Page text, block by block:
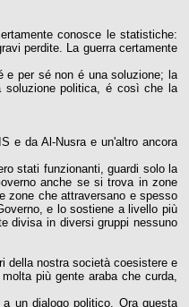
conosce le statistiche:
perdite. La guerra certamente
e per sé non é una soluzione; la
soluzione politica, é così che la
e da Al-Nusra e un'altro ancora
stati funzionanti, guardi solo la
anche se si trova in zone
zone che attraversano e spesso
e lo sostiene a livello più
divisa in diversi gruppi nessuno
della nostra società coesistere e
più gente araba che curda,
un dialogo politico. Ora questa